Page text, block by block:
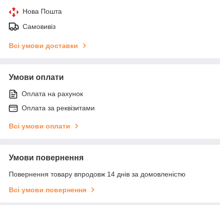
Нова Пошта
Самовивіз
Всі умови доставки
Умови оплати
Оплата на рахунок
Оплата за реквізитами
Всі умови оплати
Умови повернення
Повернення товару впродовж 14 днів за домовленістю
Всі умови повернення